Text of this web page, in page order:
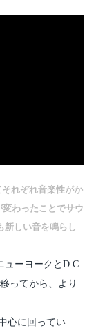
れぞれ音楽性がか
わったことでサウ
新しい音を鳴らし
ーヨークとD.C.
ってから、より
心に回ってい